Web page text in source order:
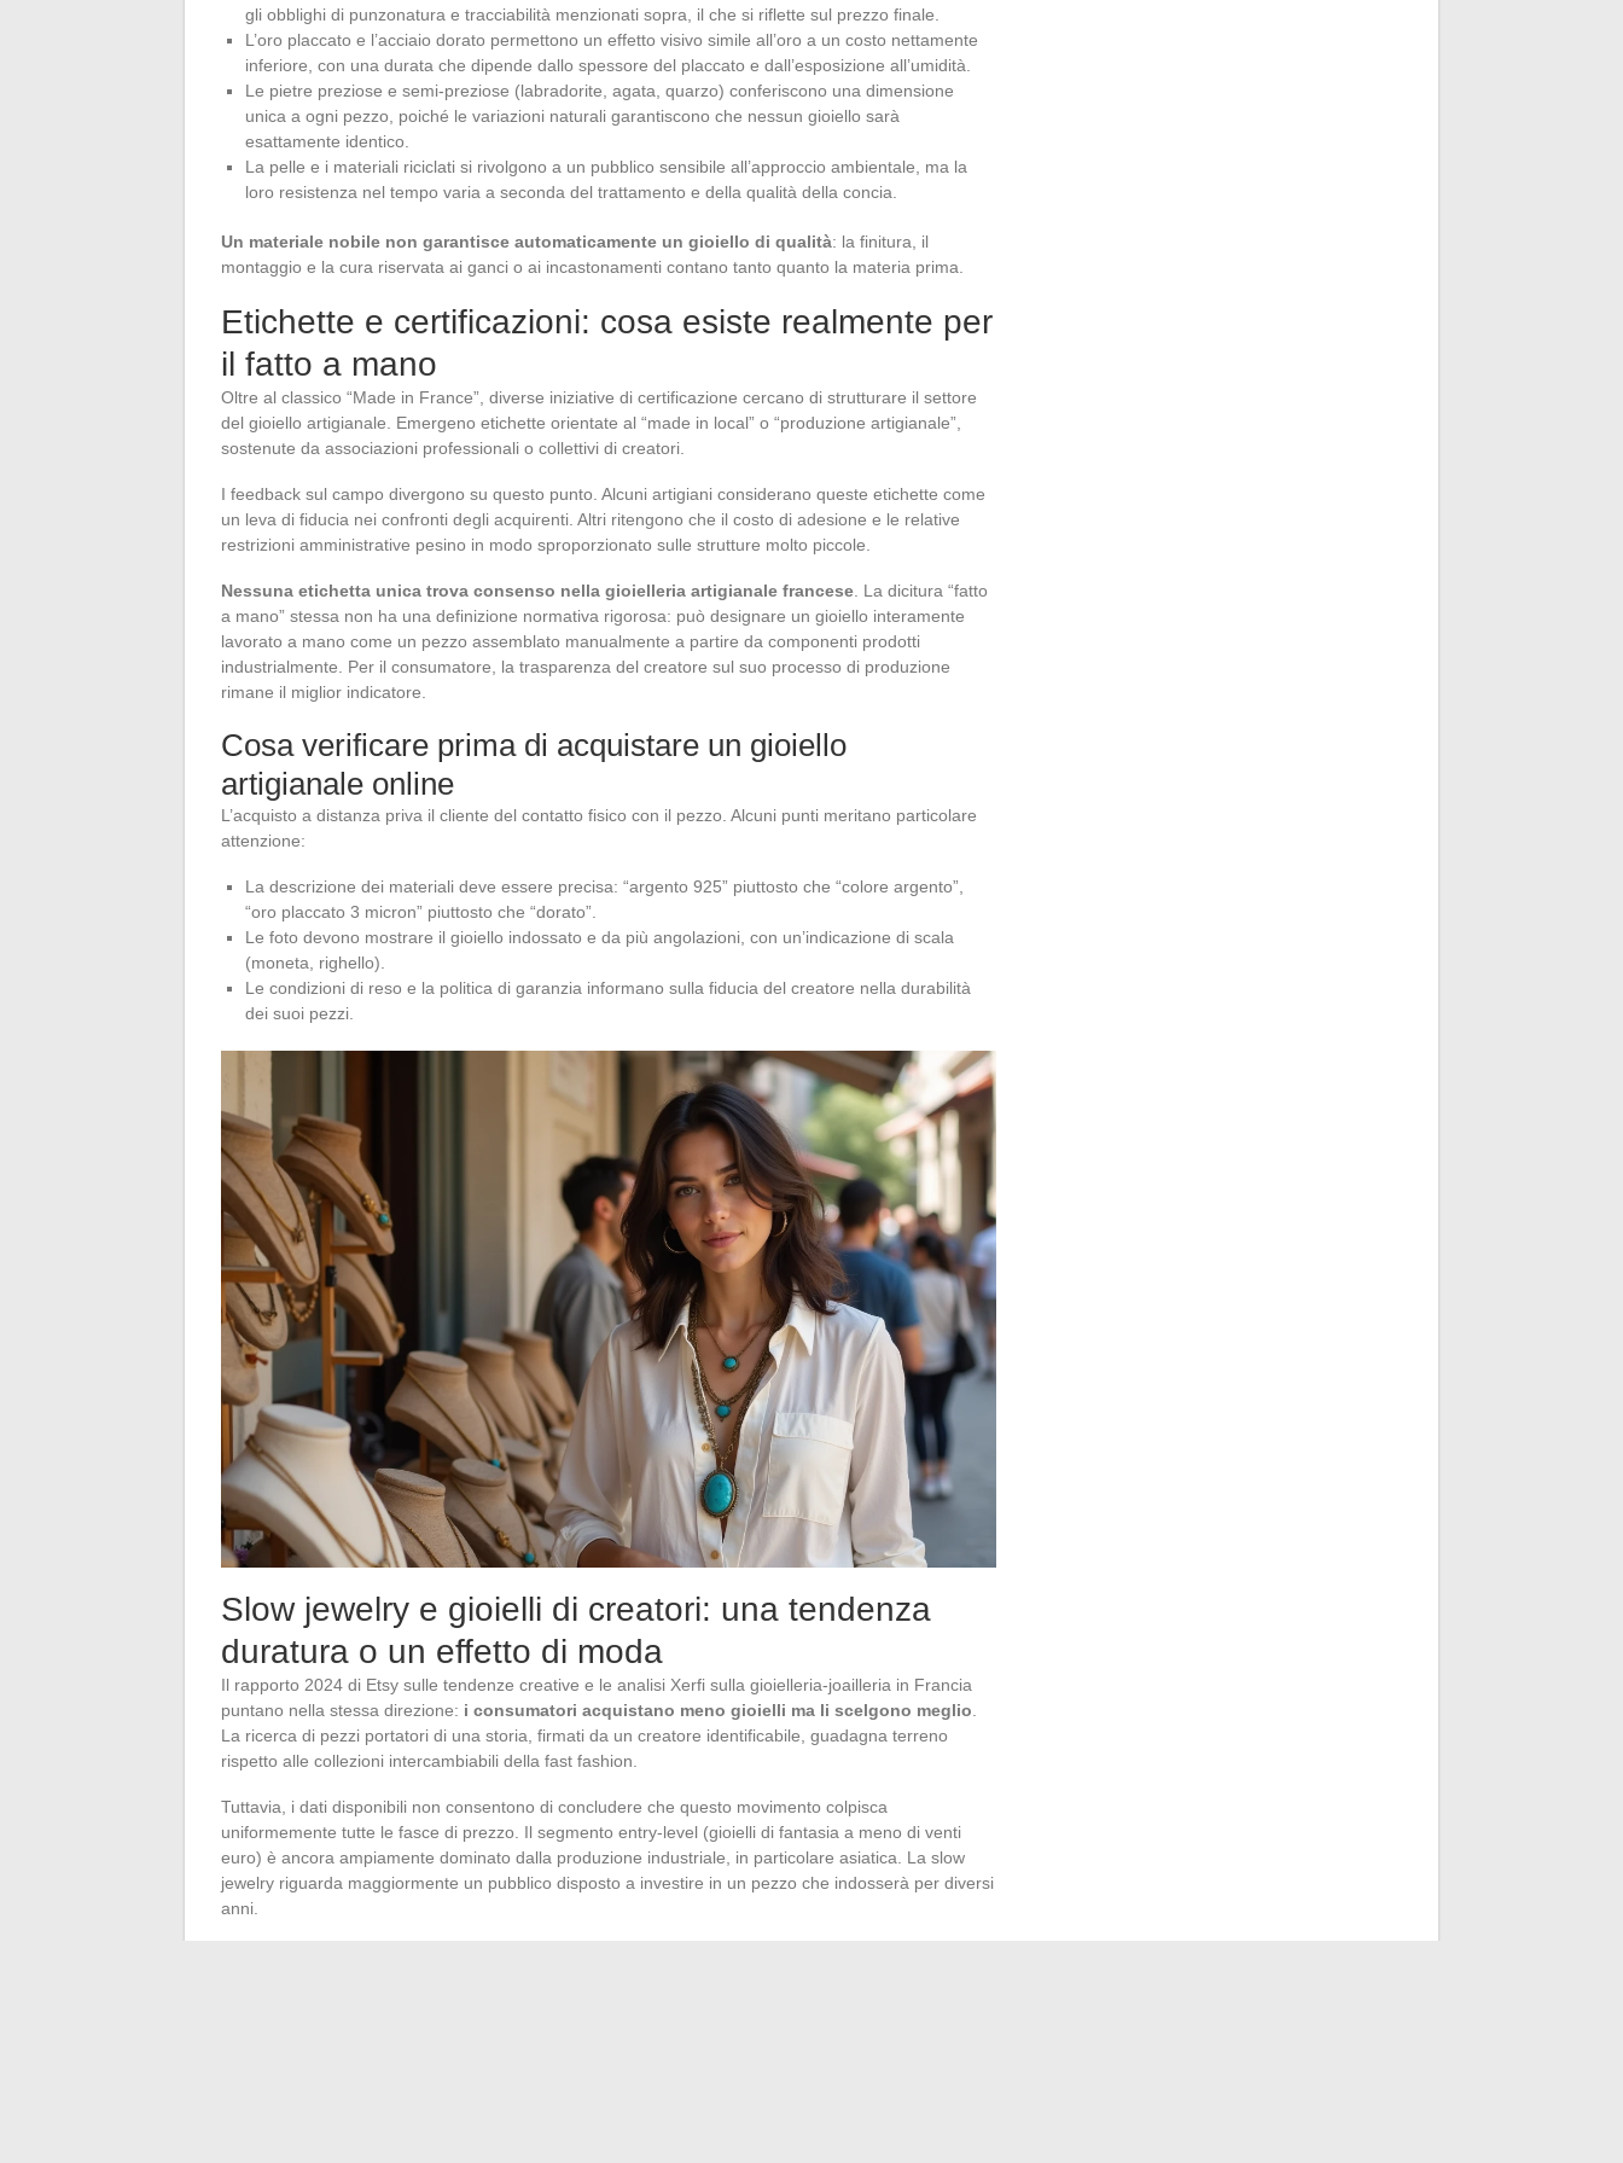
gli obblighi di punzonatura e tracciabilità menzionati sopra, il che si riflette sul prezzo finale.
L’oro placcato e l’acciaio dorato permettono un effetto visivo simile all’oro a un costo nettamente
inferiore, con una durata che dipende dallo spessore del placcato e dall’esposizione all’umidità.
Le pietre preziose e semi-preziose (labradorite, agata, quarzo) conferiscono una dimensione
unica a ogni pezzo, poiché le variazioni naturali garantiscono che nessun gioiello sarà
esattamente identico.
La pelle e i materiali riciclati si rivolgono a un pubblico sensibile all’approccio ambientale, ma la
loro resistenza nel tempo varia a seconda del trattamento e della qualità della concia.
Un materiale nobile non garantisce automaticamente un gioiello di qualità: la finitura, il
montaggio e la cura riservata ai ganci o ai incastonamenti contano tanto quanto la materia prima.
Etichette e certificazioni: cosa esiste realmente per
il fatto a mano
Oltre al classico “Made in France”, diverse iniziative di certificazione cercano di strutturare il settore
del gioiello artigianale. Emergeno etichette orientate al “made in local” o “produzione artigianale”,
sostenute da associazioni professionali o collettivi di creatori.
I feedback sul campo divergono su questo punto. Alcuni artigiani considerano queste etichette come
un leva di fiducia nei confronti degli acquirenti. Altri ritengono che il costo di adesione e le relative
restrizioni amministrative pesino in modo sproporzionato sulle strutture molto piccole.
Nessuna etichetta unica trova consenso nella gioielleria artigianale francese . La dicitura “fatto
a mano” stessa non ha una definizione normativa rigorosa: può designare un gioiello interamente
lavorato a mano come un pezzo assemblato manualmente a partire da componenti prodotti
industrialmente. Per il consumatore, la trasparenza del creatore sul suo processo di produzione
rimane il miglior indicatore.
Cosa verificare prima di acquistare un gioiello
artigianale online
L’acquisto a distanza priva il cliente del contatto fisico con il pezzo. Alcuni punti meritano particolare
attenzione:
La descrizione dei materiali deve essere precisa: “argento 925” piuttosto che “colore argento”,
“oro placcato 3 micron” piuttosto che “dorato”.
Le foto devono mostrare il gioiello indossato e da più angolazioni, con un’indicazione di scala
(moneta, righello).
Le condizioni di reso e la politica di garanzia informano sulla fiducia del creatore nella durabilità
dei suoi pezzi.
Slow jewelry e gioielli di creatori: una tendenza
duratura o un effetto di moda
Il rapporto 2024 di Etsy sulle tendenze creative e le analisi Xerfi sulla gioielleria-joailleria in Francia
puntano nella stessa direzione: i consumatori acquistano meno gioielli ma li scelgono meglio
La ricerca di pezzi portatori di una storia, firmati da un creatore identificabile, guadagna terreno
rispetto alle collezioni intercambiabili della fast fashion.
Tuttavia, i dati disponibili non consentono di concludere che questo movimento colpisca
uniformemente tutte le fasce di prezzo. Il segmento entry-level (gioielli di fantasia a meno di venti
euro) è ancora ampiamente dominato dalla produzione industriale, in particolare asiatica. La slow
jewelry riguarda maggiormente un pubblico disposto a investire in un pezzo che indosserà per diversi
anni.